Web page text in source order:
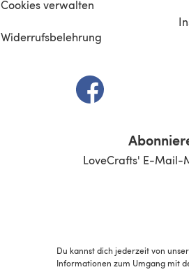
Cookies verwalten
Widerrufsbelehrung
(öffnet sich in
LoveCrafts' E-Mail-
Du kannst dich jederzeit von
Informationen zum Umgang mit